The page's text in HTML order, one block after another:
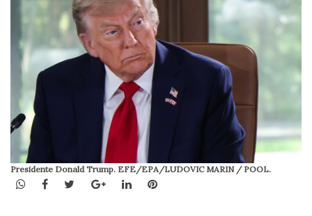
Presidente Donald Trump. EFE/EPA/LUDOVIC MARIN / POOL.
WhatsApp
Facebook
TwitterGoogle+LinkedInPinterest